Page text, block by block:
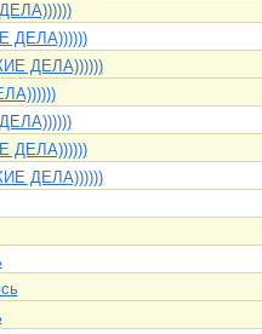
ДЕЛА))))))
ДЕЛА))))))
ДЕЛА))))))
ДЕЛА))))))